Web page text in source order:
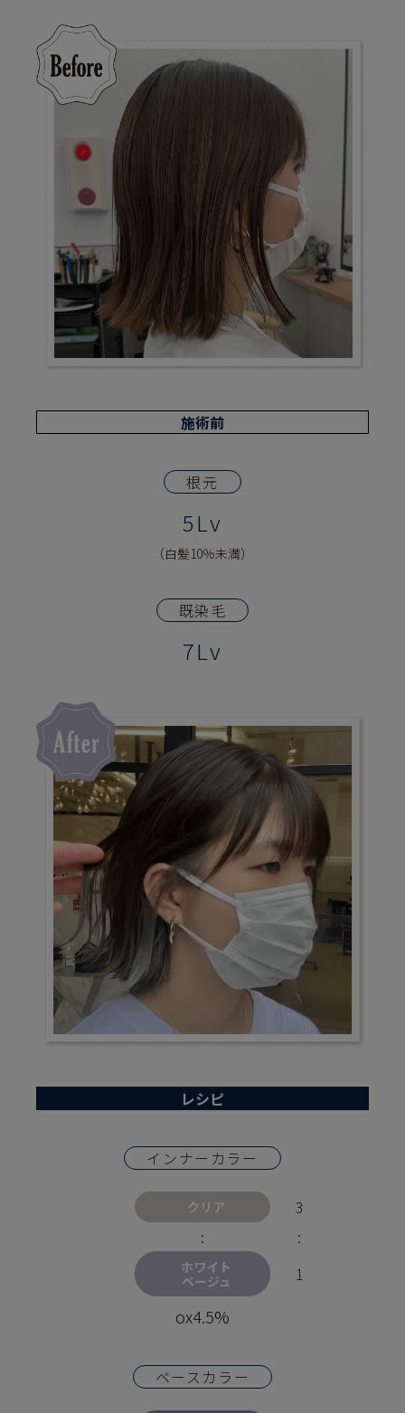
施術前
根元
5Lv
（白髪10％未満）
既染毛
7Lv
レシピ
インナーカラー
クリア
3
:
:
ホワイト
ベージュ
1
ox4.5%
ベースカラー